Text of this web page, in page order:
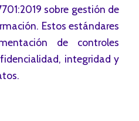
sobre gestión de
Estos estándares
de controles
integridad y